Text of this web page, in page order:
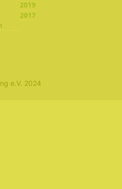
2019
2017
e.V. 2024